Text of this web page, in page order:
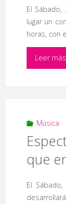
El
lugar un
horas, con
Leer más
Música
que
El